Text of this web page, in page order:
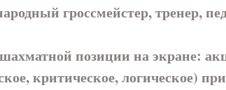
гроссмейстер, тренер,
позиции на экране:
критическое, логическое)